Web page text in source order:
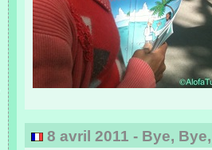
8 avril 2011 - Bye,